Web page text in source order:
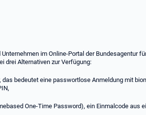
im Online-Portal der Bundesagentur
drei Alternativen zur Verfügung:
bedeutet eine passwortlose Anmeldung mit
One-Time Password), ein Einmalcode aus